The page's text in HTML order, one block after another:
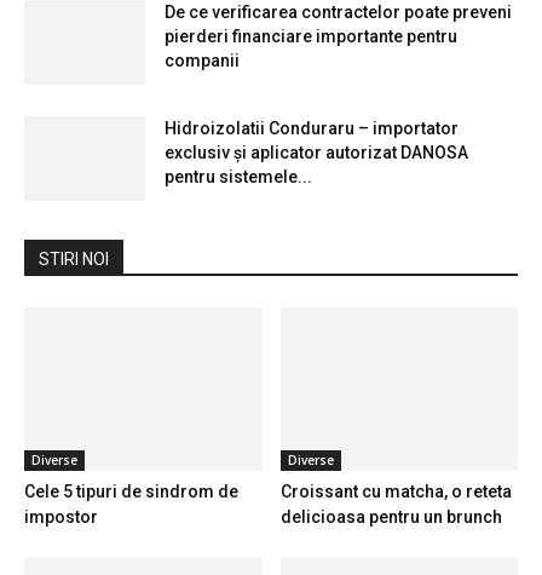
De ce verificarea contractelor poate preveni
pierderi financiare importante pentru
companii
Hidroizolatii Conduraru – importator
exclusiv și aplicator autorizat DANOSA
pentru sistemele...
STIRI NOI
Diverse
Cele 5 tipuri de sindrom de
impostor
Diverse
Croissant cu matcha, o reteta
delicioasa pentru un brunch